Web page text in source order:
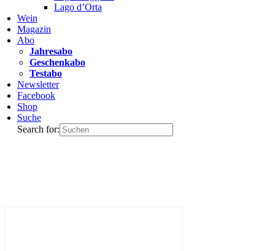
Lago d’Orta
Wein
Magazin
Abo
Jahresabo
Geschenkabo
Testabo
Newsletter
Facebook
Shop
Suche
Search for: